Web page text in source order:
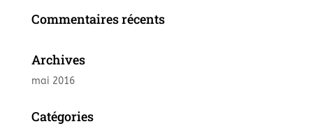
Commentaires récents
Archives
mai 2016
Catégories